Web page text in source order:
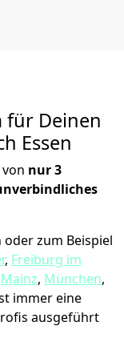
für Deinen
Essen
nur 3
oder zum Beispiel
, Freiburg im
Mainz, München,
immer eine
ausgeführt